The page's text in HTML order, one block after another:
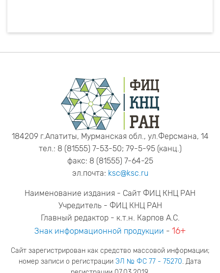
184209 г.Апатиты, Мурманская обл., ул.Ферсмана, 14
тел.: 8 (81555) 7-53-50; 79-5-95 (канц.)
факс: 8 (81555) 7-64-25
эл.почта: ksc@ksc.ru
Наименование издания - Сайт ФИЦ КНЦ РАН
Учредитель - ФИЦ КНЦ РАН
Главный редактор - к.т.н. Карпов А.С.
Знак информационной продукции - 16+
Сайт зарегистрирован как средство массовой информации;
номер записи о регистрации ЭЛ № ФС 77 - 75270. Дата